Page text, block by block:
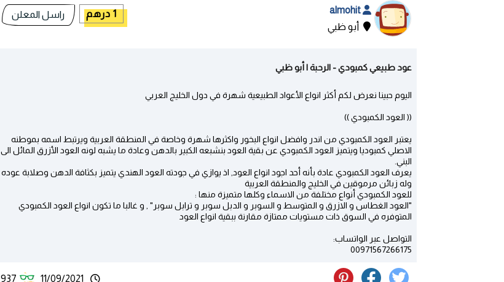
أبو ظبي
1 درهم راسل المعلن
عود طبيعي كمبودي - الرحبة | أبو ظبي
اليوم حبينا نعرض لكم أكثر انواع الأعواد الطبيعية شهرة في دول الخليج العربي
(( العود الكمبودي ))
يعتبر العود الكمبودي من اندر وافضل انواع البخور واكثرها شهرة وخاصة في المنطقة العربية ويرتبط اسمه بموطنه
الاصلي كمبوديا ويتميز العود الكمبودي عن بقية العود بنشبعه الكبير بالدهن وعادة ما يشبه لونه العود الأزرق المائل الى
البني.
يعرف العود الكمبودي عادة بأنه أحد اجود انواع العود, اذ يوازي في جودته العود الهندي يتميز بكثافة الدهن وصلابة عوده
وله زبائن مرموقين في الخليج والمنطقة العربية
للعود الكمبودي أنواع مختلفة من الاسماء وكلها متميزة منها :
"العود الغطاس و الازرق و المتوسط و السوبر و الدبل سوبر و ترابل سوبر" , و غالبا ما تكون انواع العود الكمبودي
المتوفره في السوق ذات مستويات ممتازة مقارنة ببقية انواع العود
التواصل عبر الواتساب:
00971567266175
11/09/2021
937